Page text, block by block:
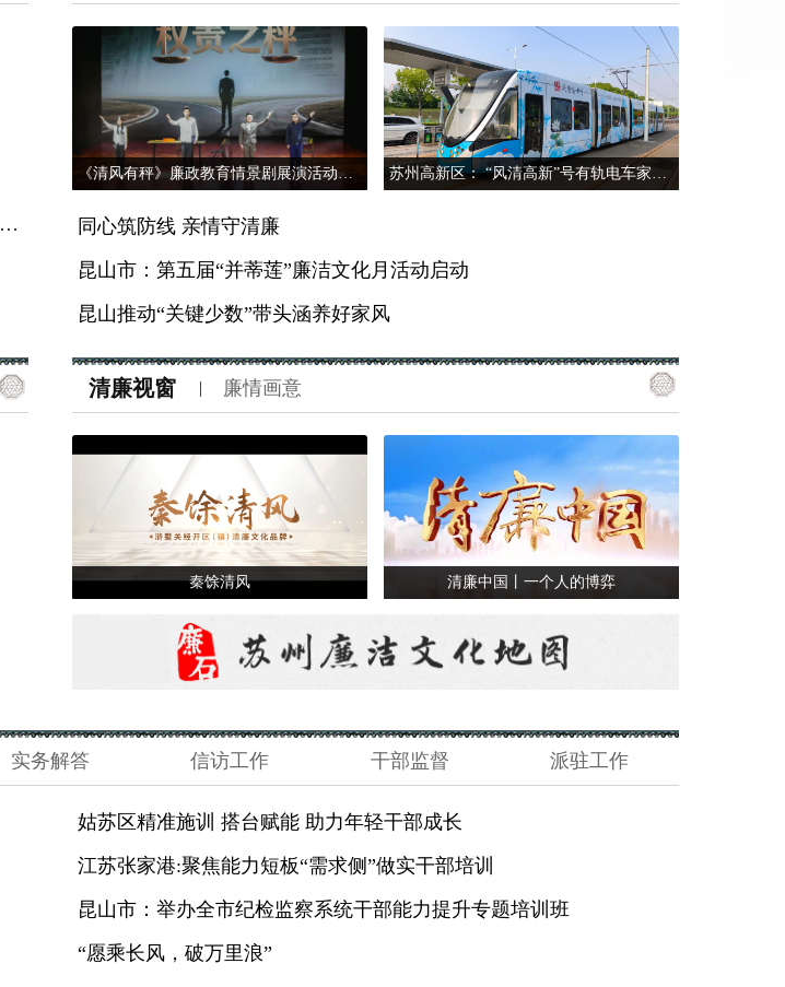
深刻领悟“三个更加”重要要求 坚决落实“六个强化”任务部署丨坚定不移深化政治巡视
苏州高新区： “风清高新”号有轨电车家风家训专列焕新上线
《清风有秤》廉政教育情景剧展演活动圆满落幕
同心筑防线 亲情守清廉
昆山市：第五届“并蒂莲”廉洁文化月活动启动
昆山推动“关键少数”带头涵养好家风
清廉视窗 | 廉情画意
清廉中国丨一个人的博弈
秦馀清风
实务解答 信访工作 干部监督 派驻工作
姑苏区精准施训 搭台赋能 助力年轻干部成长
江苏张家港:聚焦能力短板“需求侧”做实干部培训
昆山市：举办全市纪检监察系统干部能力提升专题培训班
“愿乘长风，破万里浪”